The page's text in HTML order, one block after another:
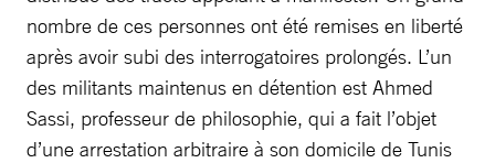
nombre de ces personnes ont été remises en liberté
après avoir subi des interrogatoires prolongés. L’un
des militants maintenus en détention est Ahmed
Sassi, professeur de philosophie, qui a fait l’objet
d’une arrestation arbitraire à son domicile de Tunis